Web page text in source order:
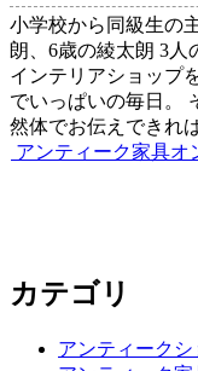
ゲ
ー
シ
ョ
小学校から同級生の
朗、6歳の綾太朗 3
インテリアショップ
でいっぱいの毎日。
然体でお伝えできれ
アンティーク家具オ
カテゴリ
アンティークシ